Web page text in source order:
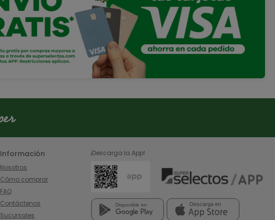
Información
Nosotros
Cómo comprar
FAQ
Contáctenos
Sucursales
¡Descarga la App!